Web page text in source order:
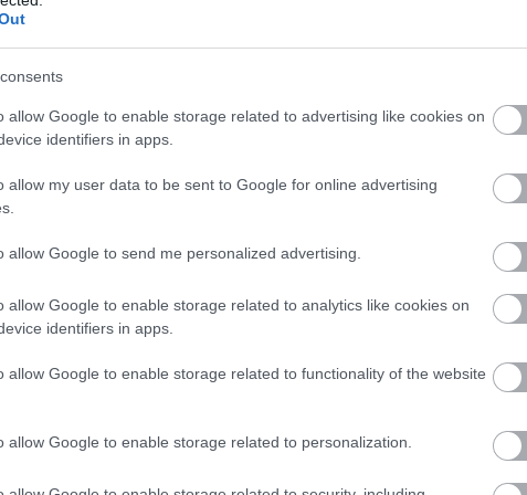
allow Google to enable storage related to advertising like cookies on
identifiers in apps.
allow my user data to be sent to Google for online advertising
allow Google to send me personalized advertising.
allow Google to enable storage related to analytics like cookies on
identifiers in apps.
allow Google to enable storage related to functionality of the website
allow Google to enable storage related to personalization.
a dolognak, a többiek pedig – a tévedés
hogy utánanézzenek, amit másutt, vagy
Igen, néhány visszajelzés szerint az
nálam
de megtartották maguknak, amiről
szakértők pedig, akiknek
igyekeztem odafigyelni, igencsak hallgatagok
van szó?
üzletelt a fia javára
a hivatalos bevallás szerint 5
puccson. Ennek következtében a törvényes –
államfő,Viktor Janukovics helyébe a virtigli
s vele együtt a meghatározó posztokra
Mindezt az októberi választásokon
ezen már nem vettek részt az
a szakadár donyecki és a luganszki körzet